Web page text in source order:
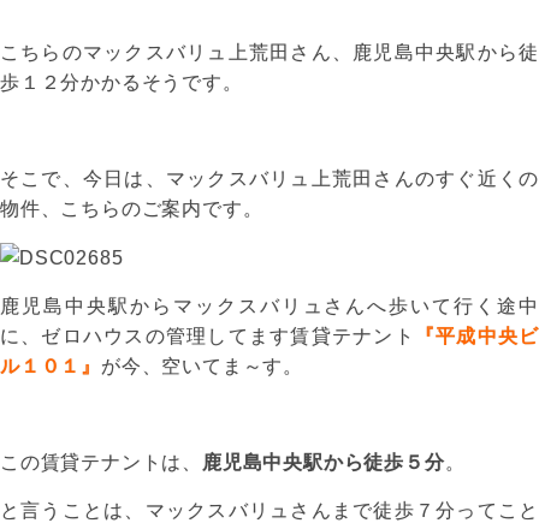
こちらのマックスバリュ上荒田さん、鹿児島中央駅から徒
歩１２分かかるそうです。
そこで、今日は、マックスバリュ上荒田さんのすぐ近くの
物件、こちらのご案内です。
鹿児島中央駅からマックスバリュさんへ歩いて行く途中
に、ゼロハウスの管理してます賃貸テナント
『平成中央ビ
ル１０１』 が今、空いてま～す。
この賃貸テナントは、 鹿児島中央駅から徒歩５分。
と言うことは、マックスバリュさんまで徒歩７分ってこと